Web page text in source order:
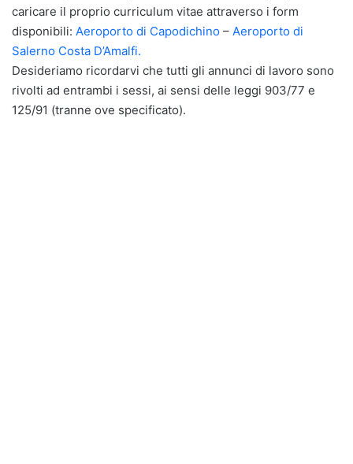
caricare il proprio curriculum vitae attraverso i form
disponibili: Aeroporto di Capodichino – Aeroporto di
Salerno Costa D’Amalfi.
Desideriamo ricordarvi che tutti gli annunci di lavoro sono
rivolti ad entrambi i sessi, ai sensi delle leggi 903/77 e
125/91 (tranne ove specificato).